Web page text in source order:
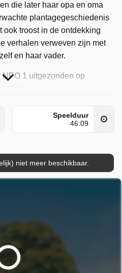
die later haar opa en oma
plantagegeschiedenis
ook troost in de ontdekking
verhalen verweven zijn met
en haar vader.
1 uitgezonden op
Speelduur
46:09
niet meer beschikbaar.